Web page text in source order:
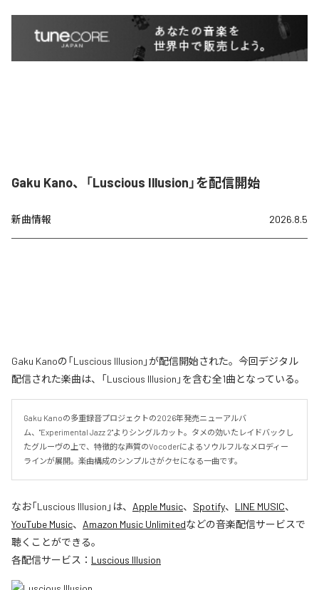
Gaku Kano、「Luscious Illusion」を配信開始
新曲情報 2026.8.5
Gaku Kanoの「Luscious Illusion」が配信開始された。今回デジタル
配信された楽曲は、「Luscious Illusion」を含む全1曲となっている。
Gaku Kanoの多重録音プロジェクトの2026年発売ニューアルバ
ム、"Experimental Jazz 2"よりシングルカット。タメの効いたレイドバックし
たグルーヴの上で、特徴的な声質のVocoderによるソウルフルなメロディー
ラインが展開。楽曲構成のシンプルさがクセになる一曲です。
なお「Luscious Illusion 」は、 Apple Music、 Spotify、 LINE MUSIC、
YouTube Music、 Amazon Music Unlimitedなどの音楽配信サービスで
聴くことができる。
各配信サービス： Luscious Illusion